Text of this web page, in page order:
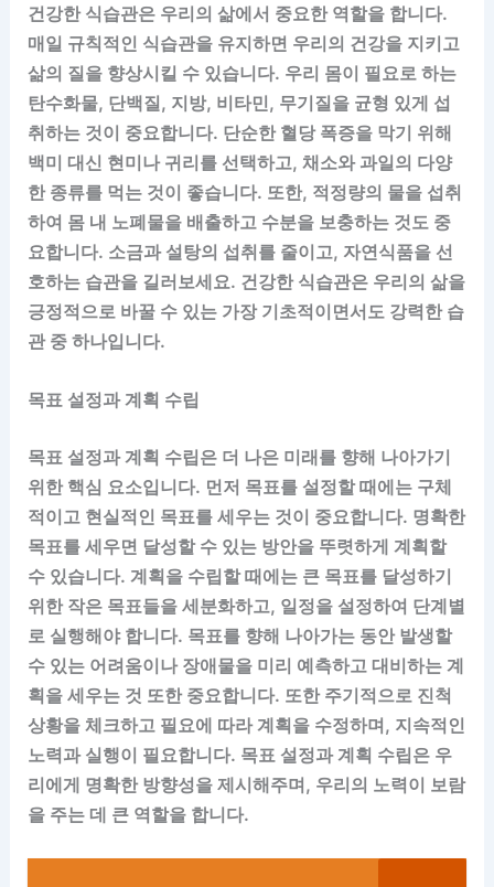
건강한 식습관은 우리의 삶에서 중요한 역할을 합니다.
매일 규칙적인 식습관을 유지하면 우리의 건강을 지키고
삶의 질을 향상시킬 수 있습니다. 우리 몸이 필요로 하는
탄수화물, 단백질, 지방, 비타민, 무기질을 균형 있게 섭
취하는 것이 중요합니다. 단순한 혈당 폭증을 막기 위해
백미 대신 현미나 귀리를 선택하고, 채소와 과일의 다양
한 종류를 먹는 것이 좋습니다. 또한, 적정량의 물을 섭취
하여 몸 내 노폐물을 배출하고 수분을 보충하는 것도 중
요합니다. 소금과 설탕의 섭취를 줄이고, 자연식품을 선
호하는 습관을 길러보세요. 건강한 식습관은 우리의 삶을
긍정적으로 바꿀 수 있는 가장 기초적이면서도 강력한 습
관 중 하나입니다.
목표 설정과 계획 수립
목표 설정과 계획 수립은 더 나은 미래를 향해 나아가기
위한 핵심 요소입니다. 먼저 목표를 설정할 때에는 구체
적이고 현실적인 목표를 세우는 것이 중요합니다. 명확한
목표를 세우면 달성할 수 있는 방안을 뚜렷하게 계획할
수 있습니다. 계획을 수립할 때에는 큰 목표를 달성하기
위한 작은 목표들을 세분화하고, 일정을 설정하여 단계별
로 실행해야 합니다. 목표를 향해 나아가는 동안 발생할
수 있는 어려움이나 장애물을 미리 예측하고 대비하는 계
획을 세우는 것 또한 중요합니다. 또한 주기적으로 진척
상황을 체크하고 필요에 따라 계획을 수정하며, 지속적인
노력과 실행이 필요합니다. 목표 설정과 계획 수립은 우
리에게 명확한 방향성을 제시해주며, 우리의 노력이 보람
을 주는 데 큰 역할을 합니다.